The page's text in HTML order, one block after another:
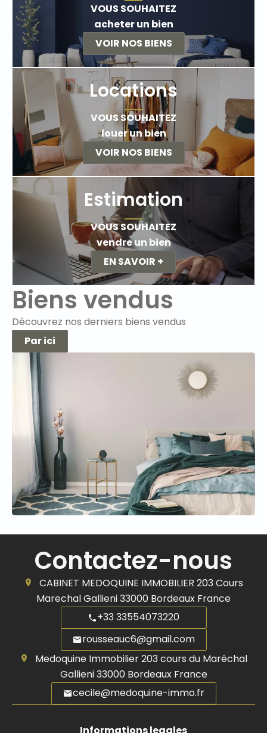
VOUS SOUHAITEZ
acheter un bien
VOIR NOS BIENS
Locations
VOUS SOUHAITEZ
louer un bien
VOIR NOS BIENS
Estimation
VOUS SOUHAITEZ
vendre un bien
EN SAVOIR +
Biens vendus
Découvrez nos derniers biens vendus
Par ici
Contactez-nous
CABINET MEDOQUINE IMMOBILIER 203 Cours
Marechal Gallieni33000 Bordeaux France
+33 33554073220
rousseauc6@gmail.com
Medoquine Immobilier203 cours du Maréchal
Gallieni33000Bordeaux France
cecile@medoquine-immo.fr
Informations legales